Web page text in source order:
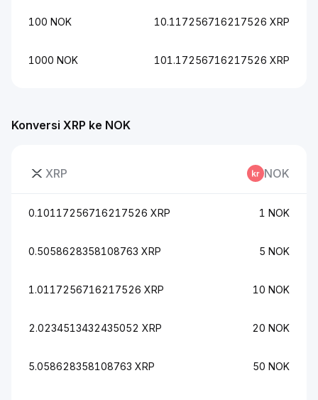
Konversi XRP ke NOK
XRP NOK
0.10117256716217526 XRP 1 NOK
0.5058628358108763 XRP 5 NOK
1.0117256716217526 XRP 10 NOK
2.0234513432435052 XRP 20 NOK
5.058628358108763 XRP 50 NOK
100 NOK 10.117256716217526 XRP
1000 NOK 101.17256716217526 XRP